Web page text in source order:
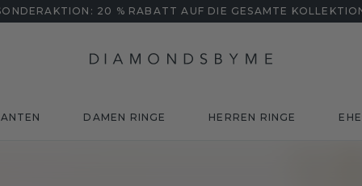
20 % RABATT AUF DIE GESAMTE
DAMEN RINGE HERREN RINGE